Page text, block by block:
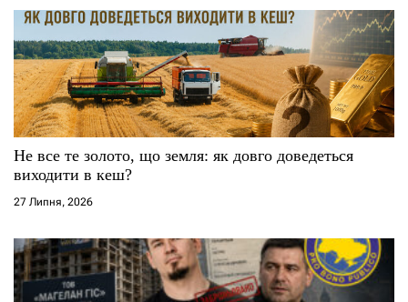
в
Не все те золото, що земля: як довго доведеться
виходити в кеш?
27 Липня, 2026